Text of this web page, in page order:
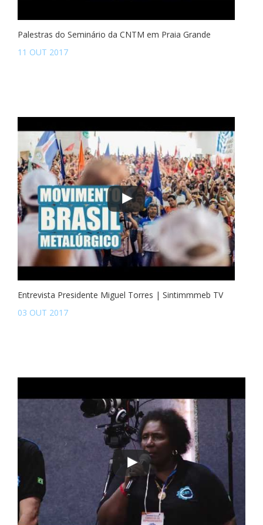
Palestras do Seminário da CNTM em Praia Grande
11 OUT 2017
Entrevista Presidente Miguel Torres | Sintimmmeb TV
03 OUT 2017